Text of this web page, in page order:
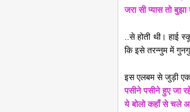
जरा सी प्यास तो बुझा
..से होती थी।
कि इसे तरन्नुम में
इस एलबम से जुड़ी एक
पसीने पसीने हुए जा
ये बोलो कहाँ से चले